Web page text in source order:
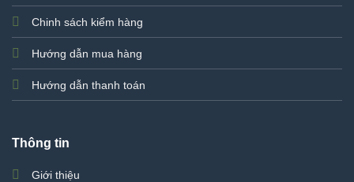
Chinh sách kiểm hàng
Hướng dẫn mua hàng
Hướng dẫn thanh toán
Thông tin
Giới thiệu